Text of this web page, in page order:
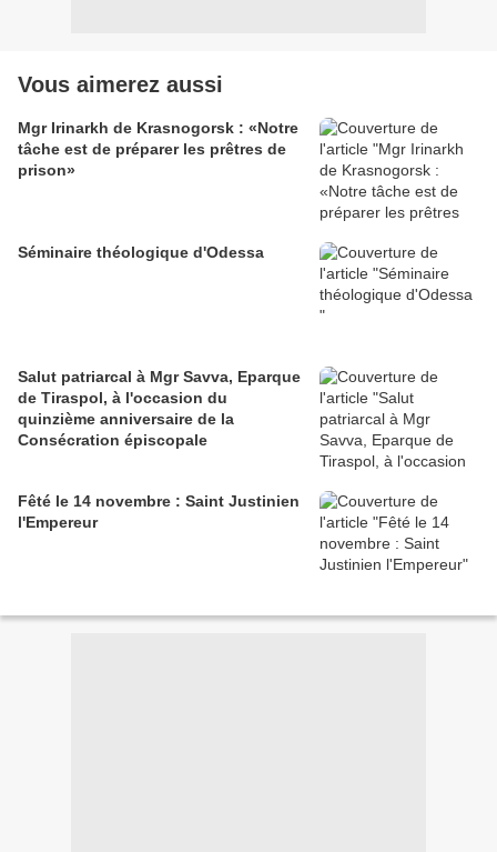
Vous aimerez aussi
Mgr Irinarkh de Krasnogorsk : «Notre
tâche est de préparer les prêtres de
prison»
Séminaire théologique d'Odessa
Salut patriarcal à Mgr Savva, Eparque
de Tiraspol, à l'occasion du
quinzième anniversaire de la
Consécration épiscopale
Fêté le 14 novembre : Saint Justinien
l'Empereur